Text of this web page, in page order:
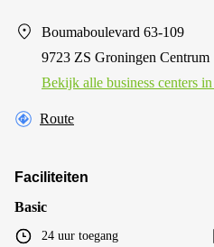
Boumaboulevard 63-109
9723 ZS Groningen Centrum
Bekijk alle business centers
Route
Faciliteiten
Basic
24 uur toegang